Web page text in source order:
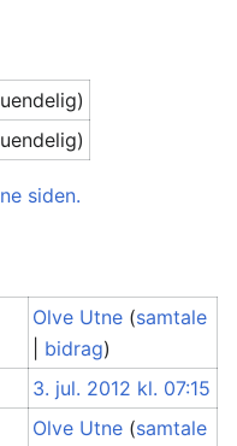
siden.
Olve Utne (samtale
bidrag)
3. jul. 2012 kl. 07:15
Olve Utne (samtale